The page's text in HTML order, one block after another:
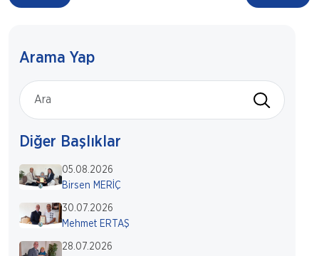
Arama Yap
Diğer Başlıklar
05.08.2026
Birsen MERİÇ
30.07.2026
Mehmet ERTAŞ
28.07.2026